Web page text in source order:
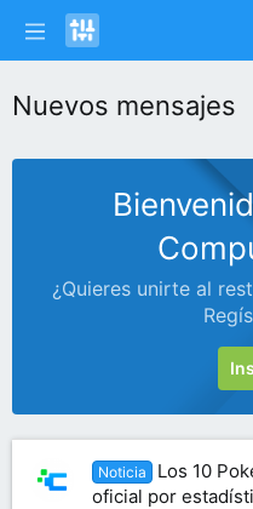
Nuevos mensajes
¿Quieres unirte al
Noticia
Los 10
oficial por